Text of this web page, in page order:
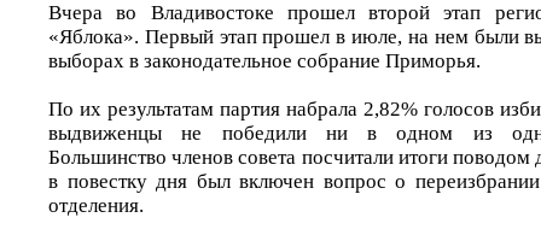
Вчера во Владивостоке прошел второй этап
«Яблока». Первый этап прошел в июле, на нем были
выборах в законодательное собрание Приморья.
По их результатам партия набрала 2,82% голосов
выдвиженцы не победили ни в одном из
Большинство членов совета посчитали итоги
в повестку дня был включен вопрос о
отделения.